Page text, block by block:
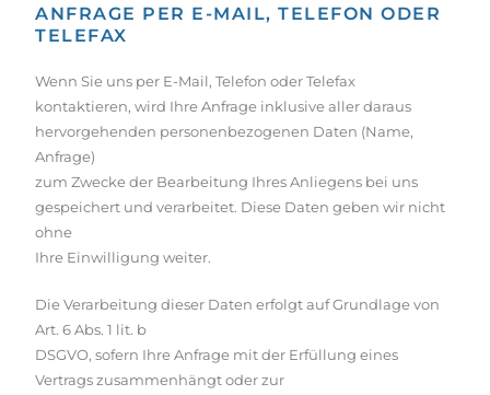
ANFRAGE PER E-MAIL, TELEFON ODER
TELEFAX
Wenn Sie uns per E-Mail, Telefon oder Telefax
kontaktieren, wird Ihre Anfrage inklusive aller daraus
hervorgehenden personenbezogenen Daten (Name,
Anfrage)
zum Zwecke der Bearbeitung Ihres Anliegens bei uns
gespeichert und verarbeitet. Diese Daten geben wir nicht
ohne
Ihre Einwilligung weiter.
Die Verarbeitung dieser Daten erfolgt auf Grundlage von
Art. 6 Abs. 1 lit. b
DSGVO, sofern Ihre Anfrage mit der Erfüllung eines
Vertrags zusammenhängt oder zur